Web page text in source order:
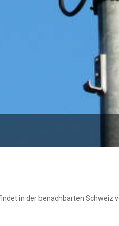
in der benachbarten